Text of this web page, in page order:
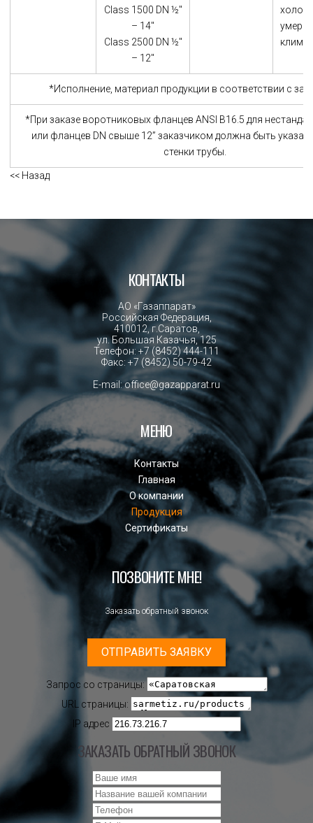
Class 1500 DN ½"
– 14"
Class 2500 DN ½"
– 12"
*Исполнение, материал продукции в соответствии с
*При заказе воротниковых фланцев ANSI B16.5 для
или фланцев DN cвыше 12” заказчиком должна быть
стенки трубы.
<< Назад
КОНТАКТЫ
АО «Газаппарат»
Российская Федерация,
410012, г.Саратов,
ул. Большая Казачья, 125
Телефон: +7 (8452) 444-111
Факс: +7 (8452) 50-79-42
E-mail: office@gazapparat.ru
МЕНЮ
Контакты
Главная
О компании
Продукция
Сертификаты
ПОЗВОНИТЕ МНЕ!
Заказать обратный звонок
ОТПРАВИТЬ ЗАЯВКУ
Запрос со страницы:
URL страницы:
IP адрес
ЗАКАЗАТЬ ОБРАТНЫЙ ЗВОНОК